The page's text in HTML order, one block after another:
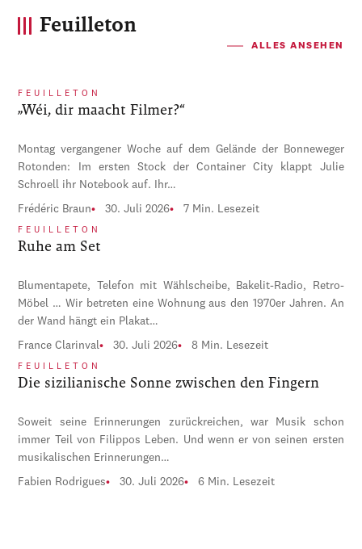
Feuilleton
ALLES ANSEHEN
FEUILLETON
„Wéi, dir maacht Filmer?“
Montag vergangener Woche auf dem Gelände der Bonneweger
Rotonden: Im ersten Stock der Container City klappt Julie
Schroell ihr Notebook auf. Ihr…
Frédéric Braun 30. Juli 2026 7 Min. Lesezeit
FEUILLETON
Ruhe am Set
Blumentapete, Telefon mit Wählscheibe, Bakelit-Radio, Retro-
Möbel … Wir betreten eine Wohnung aus den 1970er Jahren. An
der Wand hängt ein Plakat…
France Clarinval 30. Juli 2026 8 Min. Lesezeit
FEUILLETON
Die sizilianische Sonne zwischen den Fingern
Soweit seine Erinnerungen zurückreichen, war Musik schon
immer Teil von Filippos Leben. Und wenn er von seinen ersten
musikalischen Erinnerungen…
Fabien Rodrigues 30. Juli 2026 6 Min. Lesezeit